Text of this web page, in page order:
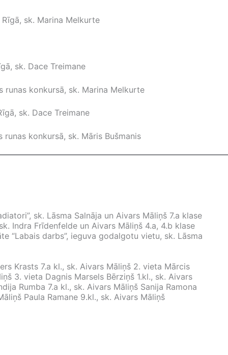
Rīgā, sk. Marina Melkurte
sk. Dace Treimane
runas konkursā, sk. Marina Melkurte
sk. Dace Treimane
konkursā, sk. Māris Bušmanis
sk. Lāsma Salnāja un Aivars Māliņš 7.a klase
Indra Frīdenfelde un Aivars Māliņš 4.a, 4.b klase
“Labais darbs”, ieguva godalgotu vietu, sk. Lāsma
Krasts 7.a kl., sk. Aivars Māliņš 2. vieta Mārcis
3. vieta Dagnis Marsels Bērziņš 1.kl., sk. Aivars
Rumba 7.a kl., sk. Aivars Māliņš Sanija Ramona
Paula Ramane 9.kl., sk. Aivars Māliņš